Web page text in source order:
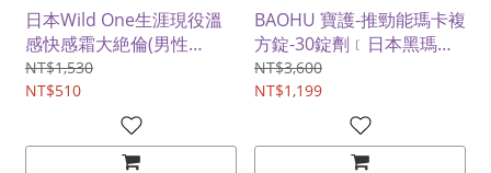
日本Wild One生涯現役溫
感快感霜大絶倫(男性
用)12g
NT$1,530
NT$510
BAOHU 寶護-推勁能瑪卡複
方錠-30錠劑﹝日本黑瑪卡~
原裝進口﹞
NT$3,600
NT$1,199